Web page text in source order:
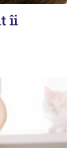
îi